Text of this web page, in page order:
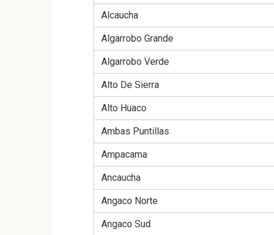
Alcaucha
Algarrobo Grande
Algarrobo Verde
Alto De Sierra
Alto Huaco
Ambas Puntillas
Ampacama
Ancaucha
Angaco Norte
Angaco Sud